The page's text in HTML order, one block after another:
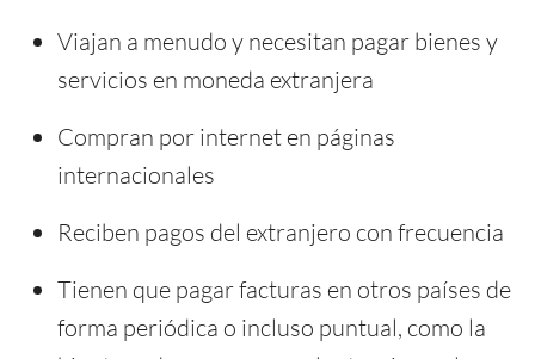
Viajan a menudo y necesitan pagar bienes y
servicios en moneda extranjera
Compran por internet en páginas
internacionales
Reciben pagos del extranjero con frecuencia
Tienen que pagar facturas en otros países de
forma periódica o incluso puntual, como la